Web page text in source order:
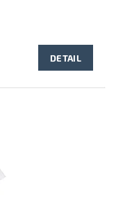
DETAIL